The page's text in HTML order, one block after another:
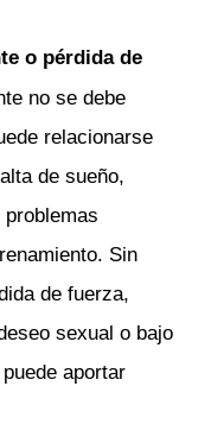
o pérdida de
no se debe
relacionarse
de sueño,
Sin
de fuerza,
sexual o bajo
aportar